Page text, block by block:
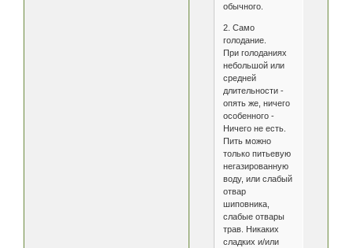
обычного.
2. Само
голодание.
При голоданиях
небольшой или
средней
длительности -
опять же, ничего
особенного -
Ничего не есть.
Пить можно
только питьевую
негазированную
воду, или слабый
отвар
шиповника,
слабые отвары
трав. Никаких
сладких и/или